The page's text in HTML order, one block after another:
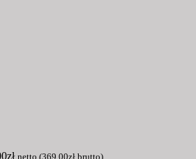
zł netto (369,00zł brutto)